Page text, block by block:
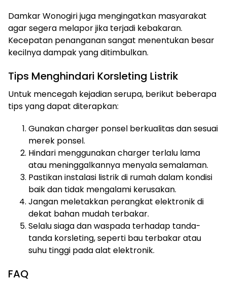
Damkar Wonogiri juga mengingatkan masyarakat
agar segera melapor jika terjadi kebakaran.
Kecepatan penanganan sangat menentukan besar
kecilnya dampak yang ditimbulkan.
Tips Menghindari Korsleting Listrik
Untuk mencegah kejadian serupa, berikut beberapa
tips yang dapat diterapkan:
Gunakan charger ponsel berkualitas dan sesuai
merek ponsel.
Hindari menggunakan charger terlalu lama
atau meninggalkannya menyala semalaman.
Pastikan instalasi listrik di rumah dalam kondisi
baik dan tidak mengalami kerusakan.
Jangan meletakkan perangkat elektronik di
dekat bahan mudah terbakar.
Selalu siaga dan waspada terhadap tanda-
tanda korsleting, seperti bau terbakar atau
suhu tinggi pada alat elektronik.
FAQ